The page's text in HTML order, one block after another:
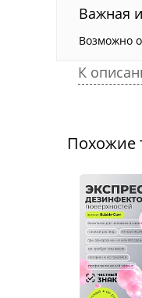
Важная
Возможно
К
Похожие